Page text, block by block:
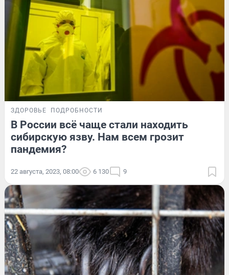
ЗДОРОВЬЕ ПОДРОБНОСТИ
В России всё чаще стали находить
сибирскую язву. Нам всем грозит
пандемия?
22 августа, 2023, 08:00 6 130 9